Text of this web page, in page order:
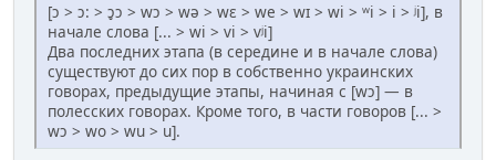
[ɔ > ɔ: > ɔ̥ɔ > wɔ > wə > wɛ > we > wɪ > wi > ʷi > i > ʲi], в
начале слова [... > wi > vi > vʲi]
Два последних этапа (в середине и в начале слова)
существуют до сих пор в собственно украинских
говорах, предыдущие этапы, начиная с [wɔ] — в
полесских говорах. Кроме того, в части говоров [... >
wɔ > wo > wu > u].